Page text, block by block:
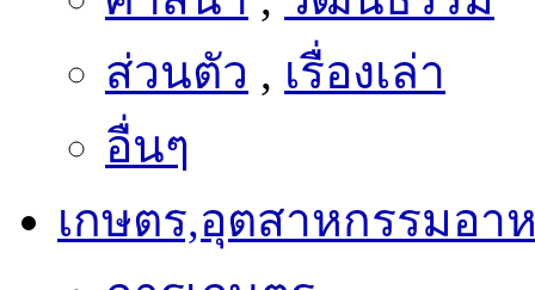
ส่วนตัว , เรื่องเล่า
อื่นๆ
เกษตร,อุตสาหกรรมอา
การเกษตร